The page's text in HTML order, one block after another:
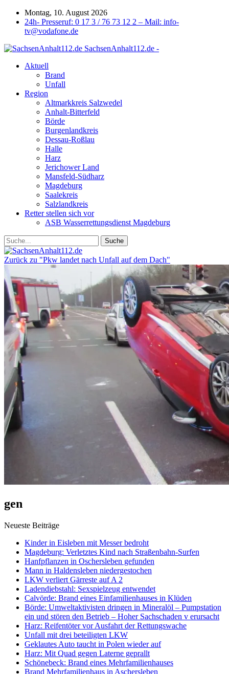
Montag, 10. August 2026
24h- Presseruf: 0 17 3 / 76 73 12 2 – Mail: info-
tv@vodafone.de
SachsenAnhalt112.de -
Aktuell
Brand
Unfall
Region
Altmarkkreis Salzwedel
Anhalt-Bitterfeld
Börde
Burgenlandkreis
Dessau-Roßlau
Halle
Harz
Jerichower Land
Mansfeld-Südharz
Magdeburg
Saalekreis
Salzlandkreis
Retter stellen sich vor
ASB Wasserrettungsdienst Magdeburg
Zurück zu "Pkw landet nach Unfall auf dem Dach"
gen
Neueste Beiträge
Kinder in Eisleben mit Messer bedroht
Magdeburg: Verletztes Kind nach Straßenbahn-Surfen
Hanfpflanzen in Oschersleben gefunden
Mann in Haldensleben niedergestochen
LKW verliert Gärreste auf A 2
Ladendiebstahl: Sexspielzeug entwendet
Calvörde: Brand eines Einfamilienhauses in Klüden
Börde: Umweltaktivisten dringen in Mineralöl – Pumpstation
ein und stören den Betrieb – Hoher Sachschaden v erursacht
Harz: Reifentöter vor Ausfahrt der Rettungswache
Unfall mit drei beteiligten LKW
Geklautes Auto taucht in Polen wieder auf
Harz: Mit Quad gegen Laterne geprallt
Schönebeck: Brand eines Mehrfamilienhauses
Brand Mehrfamilienhaus in Aschersleben